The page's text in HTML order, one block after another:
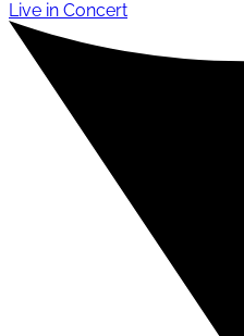
Live in Concert